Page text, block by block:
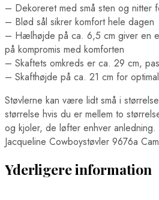
– Dekoreret med små sten og nitter
– Blød sål sikrer komfort hele dagen
– Hælhøjde på ca. 6,5 cm giver en
på kompromis med komforten
– Skaftets omkreds er ca. 29 cm,
– Skafthøjde på ca. 21 cm for
Støvlerne kan være lidt små i
størrelse hvis du er mellem to
og kjoler, de løfter enhver
Jacqueline Cowboystøvler 9676a
Yderligere information